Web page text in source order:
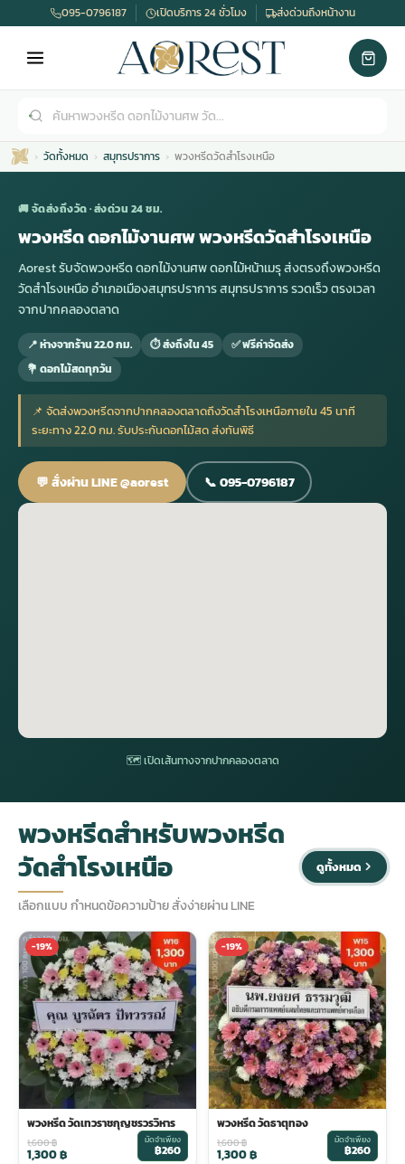
ดอกไม้หน้าศพ
ดอกไม้จัดงานศพ
จัดดอกไม้หน้าศพ
ดอกไม้หน้าหีบ
ดอกไม้หน้างานศพ
ดอกไม้ศพ
ดอกไม้งานศพ กรุงเทพ
ดอกไม้งานศพ ปากคลองตลาด
ร้านดอกไม้งานศพ ใกล้ฉัน
ดอกไม้งานศพ ราคาถูก
จัดดอกไม้งานศพ ราคา
ดอกไม้งานศพ ส่งฟรี
พวงหรีด กรุงเทพ
พวงหรีดราคา
สั่งพวงหรีด
ร้านพวงหรีด
ดอกไม้พวงหรีด
พวงหรีดราคาถูก
พวงหรีดดอกไม้สด ราคาถูก
สั่งพวงหรีด ออนไลน์
ส่งพวงหรีด ด่วน กรุงเทพ
ร้านพวงหรีด กรุงเทพ ส่งฟรี
พวงหรีด ปากคลองตลาด ราคา
พวงหรีด ส่งด่วน วันนี้
มรุ
น้าเมรุ
มรุสีขาว
ไม้หน้าเมรุ
กไม้หน้าเมรุ
มรุ ราคาถูก
ะดับเมรุ
มรุ ออนไลน์
มรุ ส่งด่วน
น้าเมรุ กรุงเทพ
ไม้งานแต่ง
ไม้งานแต่ง ราคา
ไม้งานแต่ง ราคาถูก
ไม้งานแต่ง กรุงเทพ
อกไม้งานแต่ง
พวงหรีดพัดลม
พวงหรีดพัดลม ราคา
พวงหรีดพัดลม ราคาถูก
พวงหรีดพัดลม กรุงเทพ
พวงหรีดพัดลม ส่งด่วน
พวงหรีดพัดลม แบบสวยๆ
รับจัดงานศพ
รับจัดงานศพ ราคา
รับจัดงานศพ ครบวงจร
รับจัดงานศพ กรุงเทพ
แพ็คเกจจัดงานศพ
จัดงานศพ ราคาถูก
095-0796187 เปิดบริการ 24 ชั่วโมง ส่งด่วนถึงหน้างาน
วัดทั้งหมด สมุทรปราการ พวงหรีดวัดสำโรงเหนือ
🚚 จัดส่งถึงวัด · ส่งด่วน 24 ชม.
พวงหรีด ดอกไม้งานศพ พวงหรีดวัดสำโรงเหนือ
Aorest รับจัดพวงหรีด ดอกไม้งานศพ ดอกไม้หน้าเมรุ ส่งตรงถึงพวงหรีด
วัดสำโรงเหนือ อำเภอเมืองสมุทรปราการ สมุทรปราการ รวดเร็ว ตรงเวลา
จากปากคลองตลาด
📍 ห่างจากร้าน 22.0 กม. ⏱ ส่งถึงใน 45
✅ ฟรีค่าจัดส่ง
💐 ดอกไม้สดทุกวัน
📌 จัดส่งพวงหรีดจากปากคลองตลาดถึงวัดสำโรงเหนือภายใน 45 นาที
ระยะทาง 22.0 กม. รับประกันดอกไม้สด ส่งทันพิธี
💬 สั่งผ่าน LINE @aorest 📞 095-0796187
🗺 เปิดเส้นทางจากปากคลองตลาด
พวงหรีดสำหรับพวงหรีด
วัดสำโรงเหนือ
เลือกแบบ กำหนดข้อความป้าย สั่งง่ายผ่าน LINE
ดูทั้งหมด
-19%
พวงหรีด วัดเทวราชกุญชรวรวิหาร
1,600฿
1,300฿
มัดจำเพียง
฿260
-19%
พวงหรีด วัดธาตุทอง
1,600฿
1,300฿
มัดจำเพียง
฿260